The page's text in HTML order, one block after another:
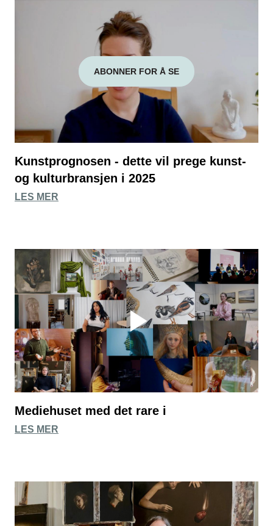
ABONNER FOR Å SE
Kunstprognosen - dette vil prege kunst-
og kulturbransjen i 2025
LES MER
Mediehuset med det rare i
LES MER